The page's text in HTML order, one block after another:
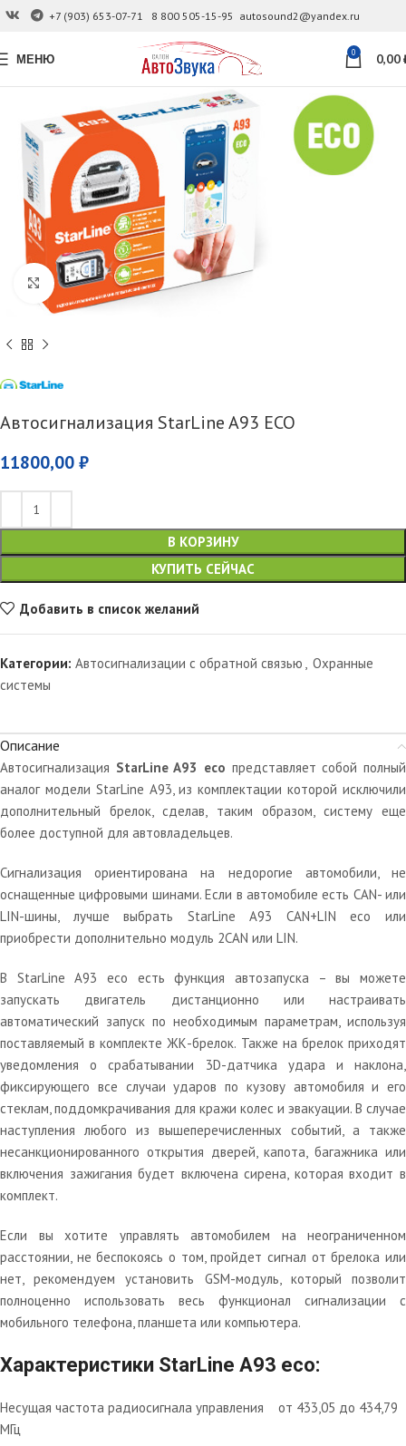
+7 (903) 653-07-71 8 800 505-15-95 autosound2@yandex.ru
МЕНЮ 0 0,00
Увеличить
Автосигнализация StarLine A93 ECO
11800,00 ₽
В КОРЗИНУ
КУПИТЬ СЕЙЧАС
Добавить в список желаний
Категории: Автосигнализации с обратной связью , Охранные
системы
Описание
Автосигнализация StarLine A93 eco представляет собой полный
аналог модели StarLine A93, из комплектации которой исключили
дополнительный брелок, сделав, таким образом, систему еще
более доступной для автовладельцев.
Сигнализация ориентирована на недорогие автомобили, не
оснащенные цифровыми шинами. Если в автомобиле есть CAN- или
LIN-шины, лучше выбрать StarLine A93 CAN+LIN eco или
приобрести дополнительно модуль 2CAN или LIN.
В StarLine A93 eco есть функция автозапуска – вы можете
запускать двигатель дистанционно или настраивать
автоматический запуск по необходимым параметрам, используя
поставляемый в комплекте ЖК-брелок. Также на брелок приходят
уведомления о срабатывании 3D-датчика удара и наклона,
фиксирующего все случаи ударов по кузову автомобиля и его
стеклам, поддомкрачивания для кражи колес и эвакуации. В случае
наступления любого из вышеперечисленных событий, а также
несанкционированного открытия дверей, капота, багажника или
включения зажигания будет включена сирена, которая входит в
комплект.
Если вы хотите управлять автомобилем на неограниченном
расстоянии, не беспокоясь о том, пройдет сигнал от брелока или
нет, рекомендуем установить GSM-модуль, который позволит
полноценно использовать весь функционал сигнализации с
мобильного телефона, планшета или компьютера.
Характеристики StarLine A93 eco:
Несущая частота радиосигнала управления от 433,05 до 434,79
МГц